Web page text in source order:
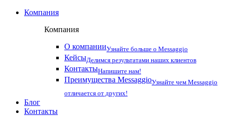
Компания
Компания
О компанииУзнайте больше о Messaggio
КейсыДелимся результатами наших клиентов
КонтактыНапишите нам!
Преимущества MessaggioУзнайте чем Messaggio
отличается от других!
Блог
Контакты